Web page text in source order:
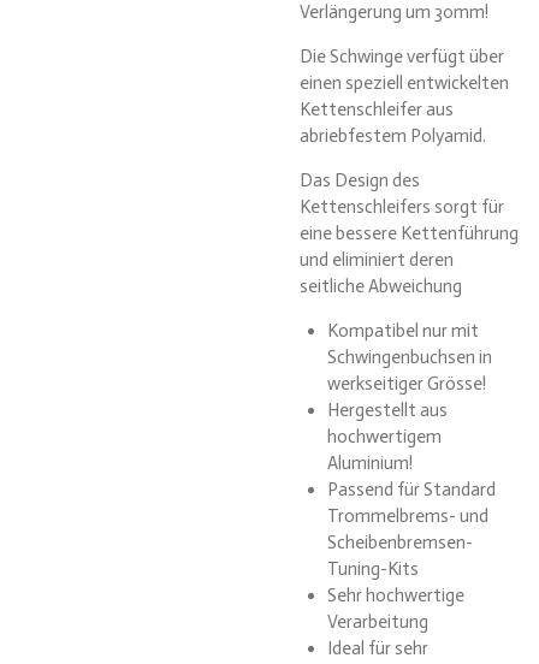
Verlängerung um 30mm!
Die Schwinge verfügt über
einen speziell entwickelten
Kettenschleifer aus
abriebfestem Polyamid.
Das Design des
Kettenschleifers sorgt für
eine bessere Kettenführung
und eliminiert deren
seitliche Abweichung
Kompatibel nur mit
Schwingenbuchsen in
werkseitiger Grösse!
Hergestellt aus
hochwertigem
Aluminium!
Passend für Standard
Trommelbrems- und
Scheibenbremsen-
Tuning-Kits
Sehr hochwertige
Verarbeitung
Ideal für sehr